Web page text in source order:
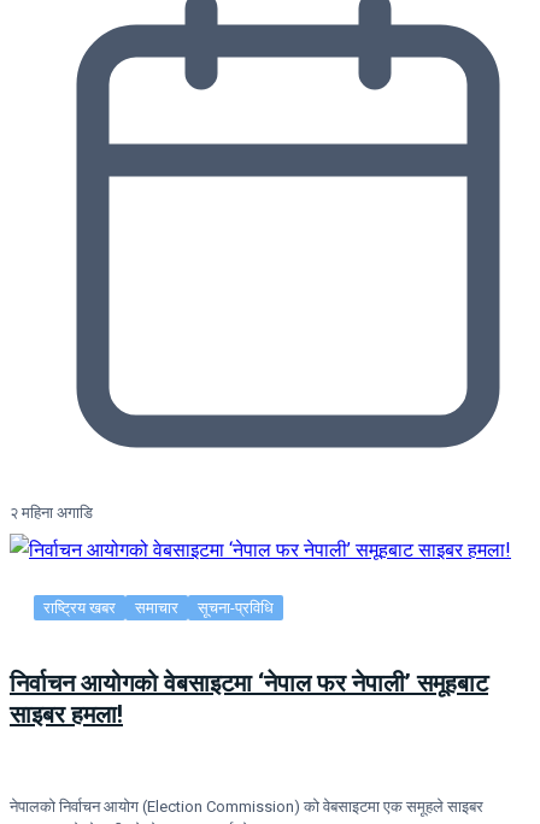
२ महिना अगाडि
राष्ट्रिय खबर समाचार सूचना-प्रविधि
निर्वाचन आयोगको वेबसाइटमा ‘नेपाल फर नेपाली’ समूहबाट
साइबर हमला!
नेपालको निर्वाचन आयोग (Election Commission) को वेबसाइटमा एक समूहले साइबर